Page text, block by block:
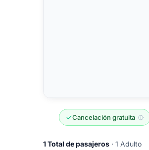
Cancelación gratuita
1Total de pasajeros · 1 Adulto